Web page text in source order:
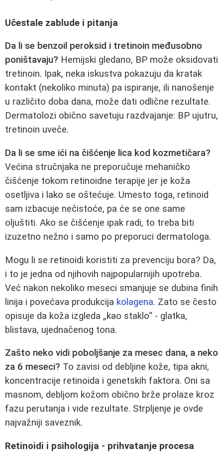
Učestale zablude i pitanja
Da li se benzoil peroksid i tretinoin međusobno
poništavaju? Hemijski gledano, BP može oksidovati
tretinoin. Ipak, neka iskustva pokazuju da kratak
kontakt (nekoliko minuta) pa ispiranje, ili nanošenje
u različito doba dana, može dati odlične rezultate.
Dermatolozi obično savetuju razdvajanje: BP ujutru,
tretinoin uveče.
Da li se sme ići na čišćenje lica kod kozmetičara?
Većina stručnjaka ne preporučuje mehaničko
čišćenje tokom retinoidne terapije jer je koža
osetljiva i lako se oštećuje. Umesto toga, retinoid
sam izbacuje nečistoće, pa će se one same
oljuštiti. Ako se čišćenje ipak radi, to treba biti
izuzetno nežno i samo po preporuci dermatologa.
Mogu li se retinoidi koristiti za prevenciju bora? Da,
i to je jedna od njihovih najpopularnijih upotreba.
Već nakon nekoliko meseci smanjuje se dubina finih
linija i povećava produkcija kolagena. Zato se često
opisuje da koža izgleda „kao staklo“ - glatka,
blistava, ujednačenog tona.
Zašto neko vidi poboljšanje za mesec dana, a neko
za 6 meseci? To zavisi od debljine kože, tipa akni,
koncentracije retinoida i genetskih faktora. Oni sa
masnom, debljom kožom obično brže prolaze kroz
fazu perutanja i vide rezultate. Strpljenje je ovde
najvažniji saveznik.
Retinoidi i psihologija - prihvatanje procesa